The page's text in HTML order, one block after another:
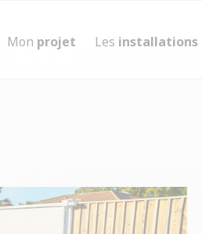
Mon projet Les installations